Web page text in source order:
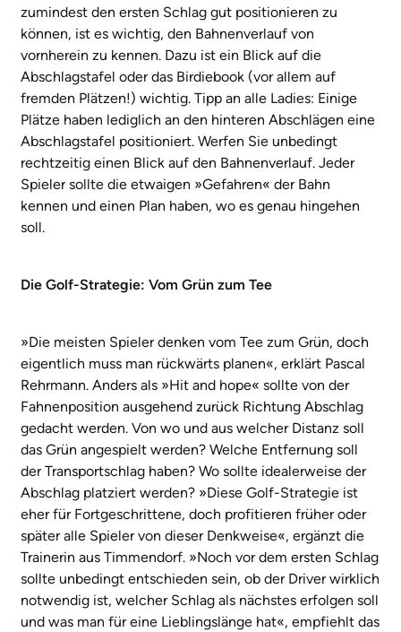
zumindest den ersten Schlag gut positionieren zu
können, ist es wichtig, den Bahnenverlauf von
vornherein zu kennen. Dazu ist ein Blick auf die
Abschlagstafel oder das Birdiebook (vor allem auf
fremden Plätzen!) wichtig. Tipp an alle Ladies: Einige
Plätze haben lediglich an den hinteren Abschlägen eine
Abschlagstafel positioniert. Werfen Sie unbedingt
rechtzeitig einen Blick auf den Bahnenverlauf. Jeder
Spieler sollte die etwaigen »Gefahren« der Bahn
kennen und einen Plan haben, wo es genau hingehen
soll.
Die Golf-Strategie: Vom Grün zum Tee
»Die meisten Spieler denken vom Tee zum Grün, doch
eigentlich muss man rückwärts planen«, erklärt Pascal
Rehrmann. Anders als »Hit and hope« sollte von der
Fahnenposition ausgehend zurück Richtung Abschlag
gedacht werden. Von wo und aus welcher Distanz soll
das Grün angespielt werden? Welche Entfernung soll
der Transportschlag haben? Wo sollte idealerweise der
Abschlag platziert werden? »Diese Golf-Strategie ist
eher für Fortgeschrittene, doch profitieren früher oder
später alle Spieler von dieser Denkweise«, ergänzt die
Trainerin aus Timmendorf. »Noch vor dem ersten Schlag
sollte unbedingt entschieden sein, ob der Driver wirklich
notwendig ist, welcher Schlag als nächstes erfolgen soll
und was man für eine Lieblingslänge hat«, empfiehlt das